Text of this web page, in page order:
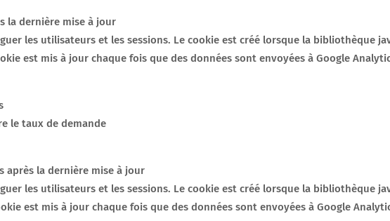
la dernière mise à jour
les utilisateurs et les sessions. Le cookie est créé lorsque la bibliothèque
est mis à jour chaque fois que des données sont envoyées à Google
le taux de demande
après la dernière mise à jour
les utilisateurs et les sessions. Le cookie est créé lorsque la bibliothèque
est mis à jour chaque fois que des données sont envoyées à Google